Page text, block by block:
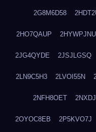
2G8M6D58
2HO7QAUP 2HYWPJNU
2JG4QYDE 2JSJLGSQ
2LN9C5H3 2LVOI55N
2NFH8OET
2OYOC8EB 2P5KVO7J